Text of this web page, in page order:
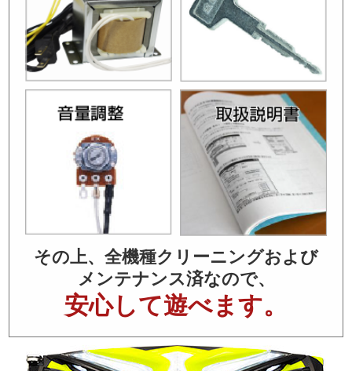
その上、全機種クリーニングおよび
メンテナンス済なので、
安心して遊べます。